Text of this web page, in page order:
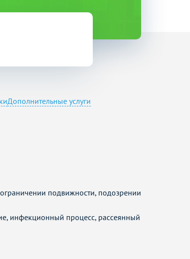
Дополнительные услуги
подвижности, подозрении
инфекционный процесс, рассеянный